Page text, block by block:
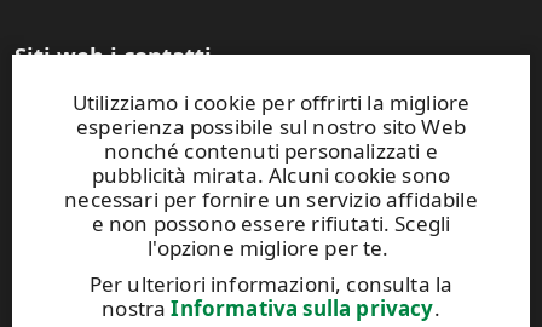
Utilizziamo i cookie per offrirti la migliore
esperienza possibile sul nostro sito Web
nonché contenuti personalizzati e
pubblicità mirata. Alcuni cookie sono
necessari per fornire un servizio affidabile
e non possono essere rifiutati. Scegli
l'opzione migliore per te.
Per ulteriori informazioni, consulta la
nostraInformativa sulla privacy.
Siti web i contatti
UPM Raflatac Graphics Solutions
UPM Raflatac Office Products
UPM Raflatac Industrial Removables
Contatti
Questo sito Web è protetto da reCAPTCHA e si applicano
Informativa sulla privacy di Googlee iTermini di servizio di